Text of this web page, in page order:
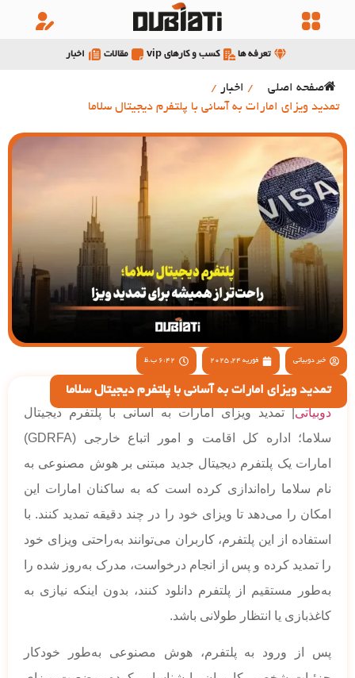
تعرفه ها کسب و کارهای vip مقالات اخبار
صفحه اصلی / اخبار /
تمدید ویزای امارات به آسانی با پلتفرم دیجیتال سلاما
خبر دوبیاتی فوریه 24, 2025 6:42 ب.ظ
تمدید ویزای امارات به آسانی با پلتفرم دیجیتال سلاما
دوبیاتی| تمدید ویزای امارات به آسانی با پلتفرم دیجیتال
سلاما؛ اداره کل اقامت و امور اتباع خارجی (GDRFA)
امارات یک پلتفرم دیجیتال جدید مبتنی بر هوش مصنوعی به
نام سلاما راه‌اندازی کرده است که به ساکنان امارات این
امکان را می‌دهد تا ویزای خود را در چند دقیقه تمدید کنند. با
استفاده از این پلتفرم، کاربران می‌توانند به‌راحتی ویزای خود
را تمدید کرده و پس از انجام درخواست، مدرک به‌روز شده را
به‌طور مستقیم از پلتفرم دانلود کنند، بدون اینکه نیازی به
کاغذبازی یا انتظار طولانی باشد.
پس از ورود به پلتفرم، هوش مصنوعی به‌طور خودکار